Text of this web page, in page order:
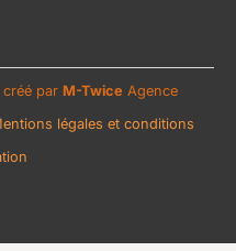
par M-Twice Agence
légales et conditions